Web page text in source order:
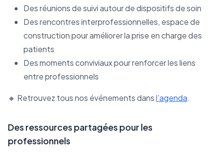
Des réunions de suivi autour de dispositifs de soin
Des rencontres interprofessionnelles, espace de
construction pour améliorer la prise en charge des
patients
Des moments conviviaux pour renforcer les liens
entre professionnels
🔸 Retrouvez tous nos événements dansl’agenda.
Des ressources partagées pour les
professionnels